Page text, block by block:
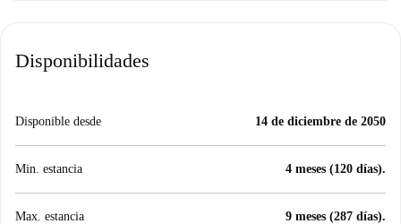
Disponibilidades
Disponible desde 14 de diciembre de 2050
Min. estancia 4 meses (120 días).
Max. estancia 9 meses (287 días).